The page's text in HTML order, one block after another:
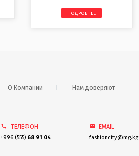
ПОДРОБНЕЕ
О Компании Нам доверяют
TEЛЕФОН
+996 (555) 68 91 04
EMAIL
fashioncity@mg.kg